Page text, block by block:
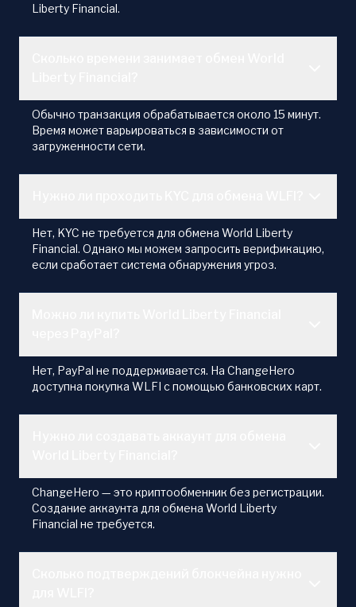
Liberty Financial.
Обычно транзакция обрабатывается около 15 минут.
Время может варьироваться в зависимости от
загруженности сети.
Нет, KYC не требуется для обмена World Liberty
Financial. Однако мы можем запросить верификацию,
если сработает система обнаружения угроз.
Нет, PayPal не поддерживается. На ChangeHero
доступна покупка WLFI с помощью банковских карт.
ChangeHero — это криптообменник без регистрации.
Создание аккаунта для обмена World Liberty
Financial не требуется.